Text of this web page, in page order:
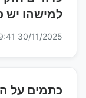
למישהו יש
30/11/2025 19:41
כתמים על